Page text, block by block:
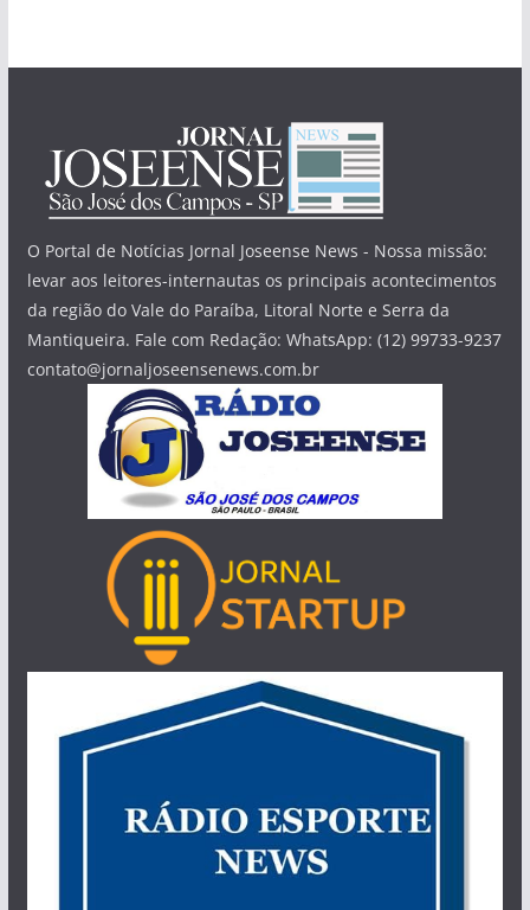
O Portal de Notícias Jornal Joseense News - Nossa missão:
levar aos leitores-internautas os principais acontecimentos
da região do Vale do Paraíba, Litoral Norte e Serra da
Mantiqueira. Fale com Redação: WhatsApp: (12) 99733-9237
contato@jornaljoseensenews.com.br